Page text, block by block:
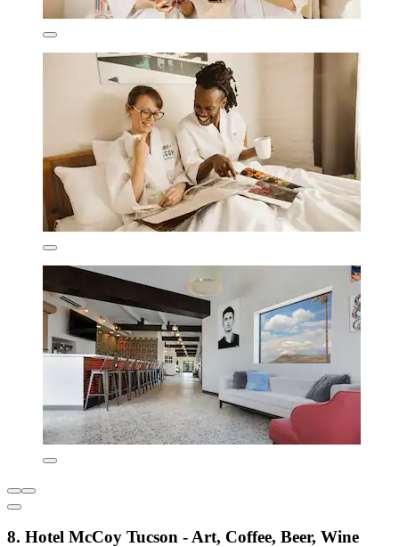
8. Hotel McCoy Tucson - Art, Coffee, Beer, Wine